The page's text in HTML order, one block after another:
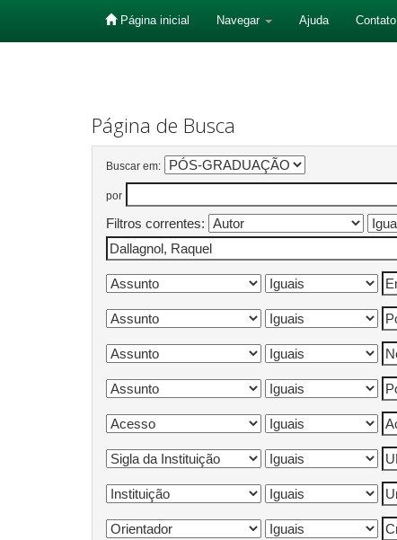
Página inicial Navegar Ajuda Contato
Página de Busca
Buscar em:
por
Filtros correntes: